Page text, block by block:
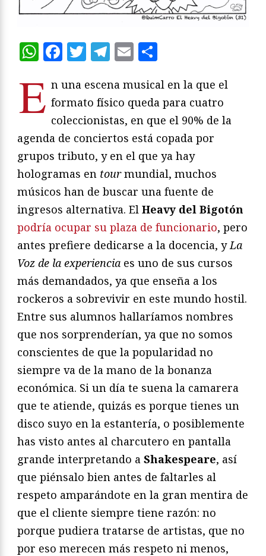
WhatsApp
Facebook
Twitter
Telegram
Email
E n una escena musical en la que el
formato físico queda para cuatro
coleccionistas, en que el 90% de la
agenda de conciertos está copada por
grupos tributo, y en el que ya hay
hologramas en tourmundial, muchos
músicos han de buscar una fuente de
ingresos alternativa. El Heavy del Bigotón
podría ocupar su plaza de funcionario, pero
antes prefiere dedicarse a la docencia, y La
Voz de la experiencia es uno de sus cursos
más demandados, ya que enseña a los
rockeros a sobrevivir en este mundo hostil.
Entre sus alumnos hallaríamos nombres
que nos sorprenderían, ya que no somos
conscientes de que la popularidad no
siempre va de la mano de la bonanza
económica. Si un día te suena la camarera
que te atiende, quizás es porque tienes un
disco suyo en la estantería, o posiblemente
has visto antes al charcutero en pantalla
grande interpretando a Shakespeare, así
que piénsalo bien antes de faltarles al
respeto amparándote en la gran mentira de
que el cliente siempre tiene razón: no
porque pudiera tratarse de artistas, que no
por eso merecen más respeto ni menos,